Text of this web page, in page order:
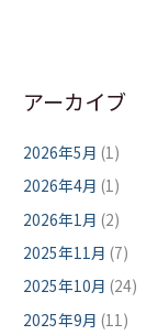
アーカイブ
2026年5月 (1)
2026年4月 (1)
2026年1月 (2)
2025年11月 (7)
2025年10月 (24)
2025年9月 (11)